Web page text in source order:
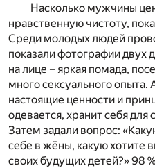
Насколько мужчины
нравственную чистоту,
Среди молодых людей
показали фотографии двух
на лице – яркая помада,
много сексуального опыта.
настоящие ценности и
одевается, хранит себя
Затем задали вопрос:
себе в жёны, какую хотите
своих будущих детей?» 98